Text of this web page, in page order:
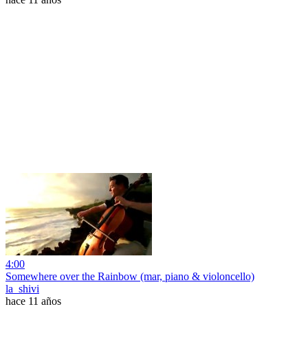
4:00
Somewhere over the Rainbow (mar, piano & violoncello)
la_shivi
hace 11 años